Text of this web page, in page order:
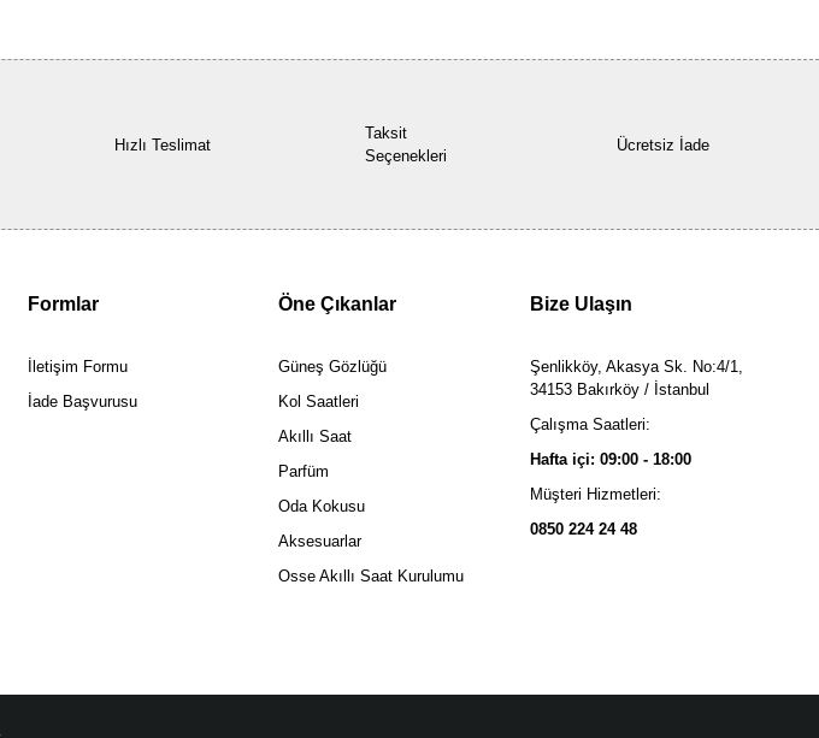
Hızlı Teslimat
Taksit
Seçenekleri
Ücretsiz İade
Formlar
İletişim Formu
İade Başvurusu
Öne Çıkanlar
Güneş Gözlüğü
Kol Saatleri
Akıllı Saat
Parfüm
Oda Kokusu
Aksesuarlar
Osse Akıllı Saat Kurulumu
Bize Ulaşın
Şenlikköy, Akasya Sk. No:4/1,
34153 Bakırköy / İstanbul
Çalışma Saatleri:
Hafta içi: 09:00 - 18:00
Müşteri Hizmetleri:
0850 224 24 48